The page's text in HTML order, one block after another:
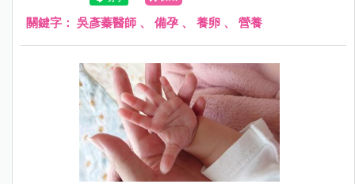
關鍵字： 吳彥蓁醫師 、 備孕 、 養卵 、 營養